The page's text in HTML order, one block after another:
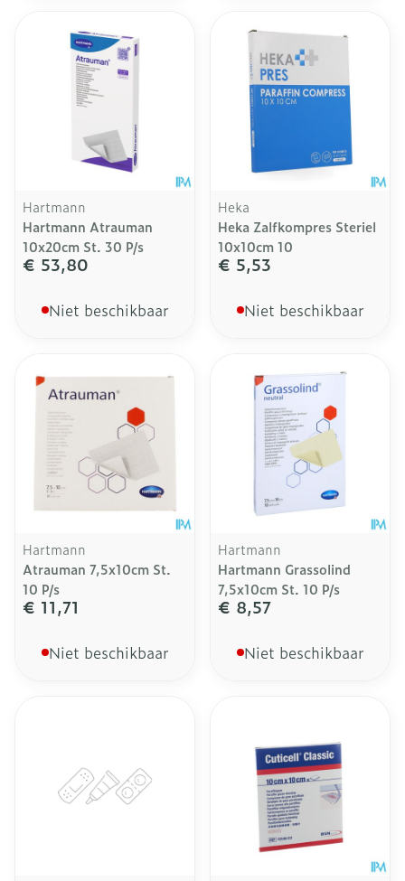
Hartmann
Hartmann Atrauman
10x20cm St. 30 P/s
€ 53,80
Niet beschikbaar
Heka
Heka Zalfkompres Steriel
10x10cm 10
€ 5,53
Niet beschikbaar
Hartmann
Atrauman 7,5x10cm St.
10 P/s
€ 11,71
Niet beschikbaar
Hartmann
Hartmann Grassolind
7,5x10cm St. 10 P/s
€ 8,57
Niet beschikbaar